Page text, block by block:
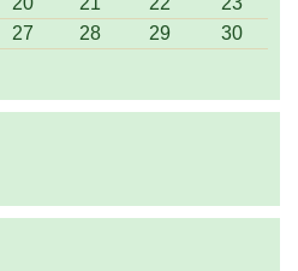
27 28 29
30